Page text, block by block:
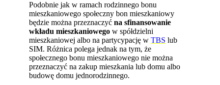
Podobnie jak w ramach rodzinnego bonu
mieszkaniowego społeczny bon mieszkaniowy
będzie można przeznaczyćna sfinansowanie
wkładu mieszkaniowego w spółdzielni
mieszkaniowej albo na partycypację wTBS lub
SIM. Różnica polega jednak na tym, że
społecznego bonu mieszkaniowego nie można
przeznaczyć na zakup mieszkania lub domu albo
budowę domu jednorodzinnego.